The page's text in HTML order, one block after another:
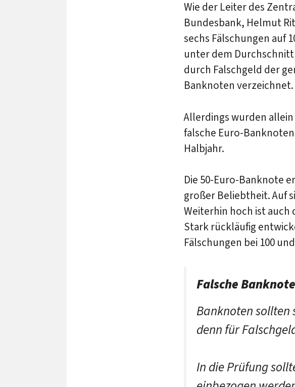
Wie der Leiter des
Bundesbank, Helmut
sechs Fälschungen auf
unter dem
durch Falschgeld der
Banknoten verzeichnet.
Allerdings wurden allein
falsche Euro-
Halbjahr.
Die 50-Euro-Banknote
großer Beliebtheit. Auf
Weiterhin hoch ist auch
Stark rückläufig
Fälschungen bei 100
Falsche
Banknoten sollten
denn für
In die Prüfung